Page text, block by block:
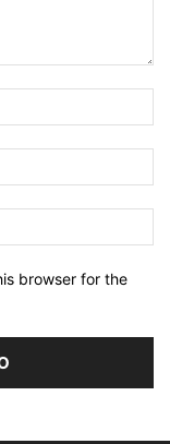
browser for the